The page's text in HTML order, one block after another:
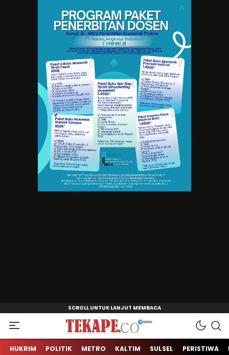
Tekape.co
Jendela Informasi Kita
HUKRIM POLITIK METRO KALTIM SULSEL PERISTIWA